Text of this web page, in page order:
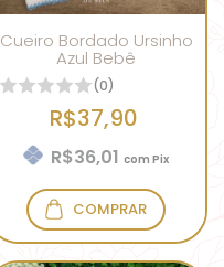
Cueiro Bordado Ursinho
Azul Bebê
(0)
R$37,90
R$36,01com Pix
COMPRAR